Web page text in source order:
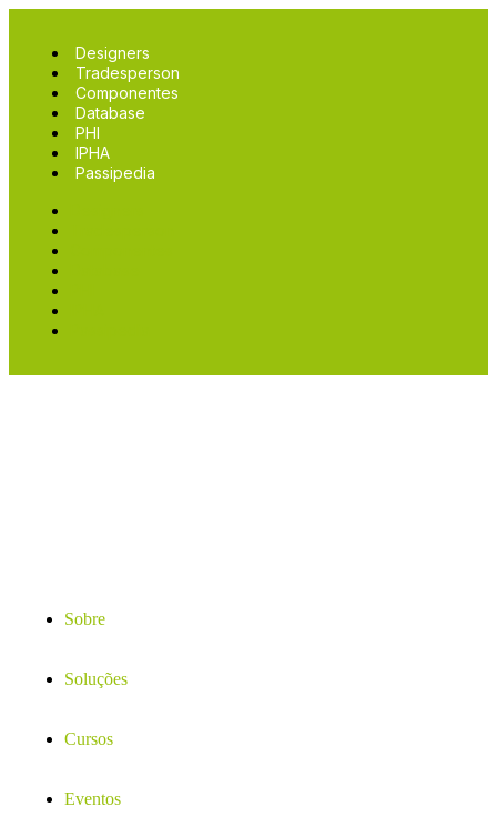
Designers
Tradesperson
Componentes
Database
PHI
IPHA
Passipedia
Sobre
Soluções
Cursos
Eventos